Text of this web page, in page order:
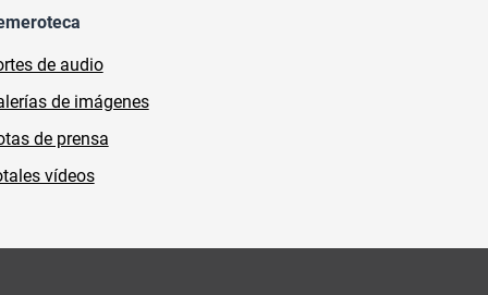
de audio
de imágenes
de prensa
vídeos